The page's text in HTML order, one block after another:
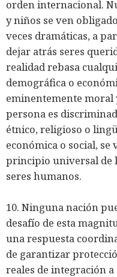
orden internacional.
y niños se ven
veces dramáticas, a
dejar atrás seres
realidad rebasa
demográfica o
eminentemente
persona es
étnico, religioso o
económica o social,
principio universal de
seres humanos.
10. Ninguna nación
desafío de esta
una respuesta
de garantizar
reales de integración